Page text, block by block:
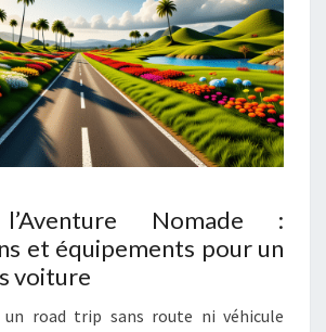
Nomade :
et équipements pour un
voiture
un road trip sans route ni véhicule